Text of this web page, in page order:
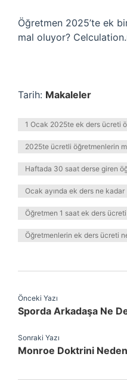
Öğretmen 2025’te ek
mal oluyor?
Tarih: Makaleler
1 Ocak 2025te ek ders ücreti
2025te ücretli öğretmenlerin
Haftada 30 saat derse giren
Ocak ayında ek ders ne kadar
Öğretmen 1 saat ek ders
Öğretmenlerin ek ders ücreti
Önceki Yazı
Sporda Arkadaşa Ne
Sonraki Yazı
Monroe Doktrini